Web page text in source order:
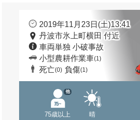
2019年11月23日(土)13:41
丹波市氷上町横田 付近
車両単独 小破事故
小型農耕作業車(1)
死亡(0) 負傷(1)
75歳以上
他
晴